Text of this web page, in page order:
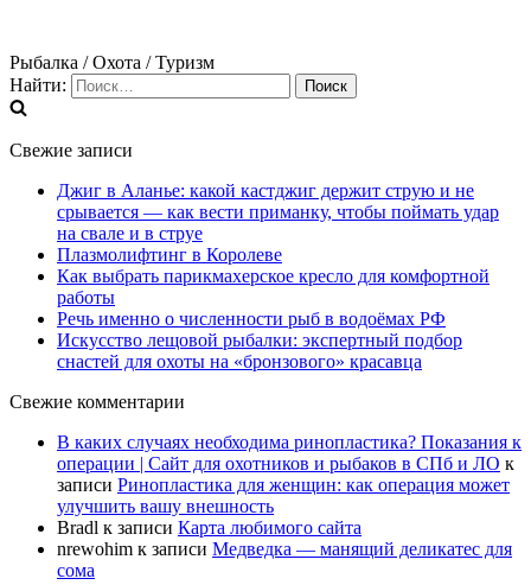
Рыбалка / Охота / Туризм
Найти:
Свежие записи
Джиг в Аланье: какой кастджиг держит струю и не
срывается — как вести приманку, чтобы поймать удар
на свале и в струе
Плазмолифтинг в Королеве
Как выбрать парикмахерское кресло для комфортной
работы
Речь именно о численности рыб в водоёмах РФ
Искусство лещовой рыбалки: экспертный подбор
снастей для охоты на «бронзового» красавца
Свежие комментарии
В каких случаях необходима ринопластика? Показания к
операции | Сайт для охотников и рыбаков в СПб и ЛО к
записи Ринопластика для женщин: как операция может
улучшить вашу внешность
Bradl к записи Карта любимого сайта
nrewohim к записи Медведка — манящий деликатес для
сома